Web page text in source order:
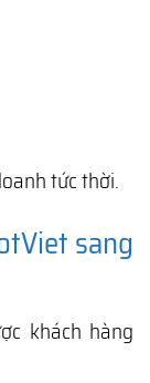
tức thời.
sang
khách hàng